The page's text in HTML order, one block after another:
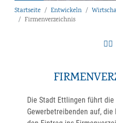
Startseite Entwickeln
Firmenverzeichnis
Die Stadt Ettlingen führt die
Gewerbetreibenden auf,